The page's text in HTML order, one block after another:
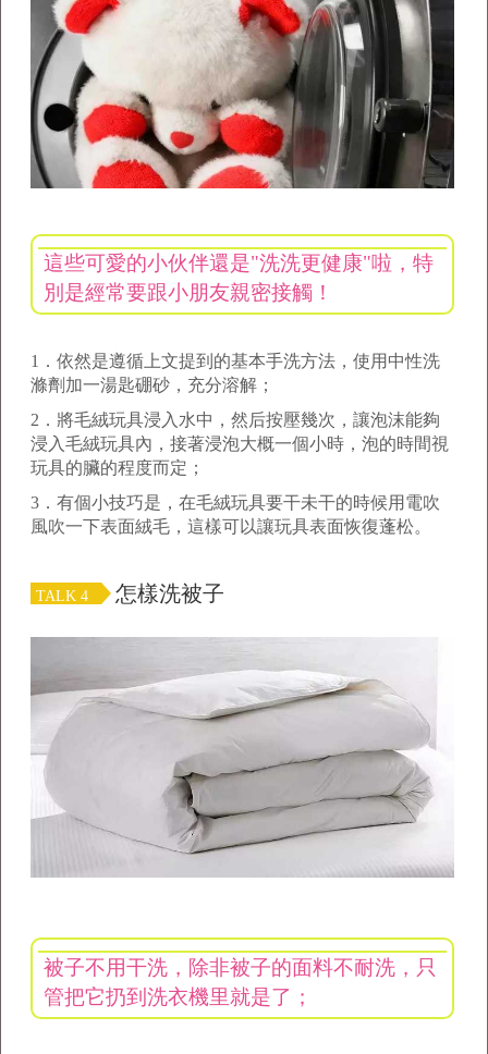
這些可愛的小伙伴還是"洗洗更健康"啦，特
別是經常要跟小朋友親密接觸！
1 ．依然是遵循上文提到的基本手洗方法，使用中性洗
滌劑加一湯匙硼砂，充分溶解；
2 ．將毛絨玩具浸入水中，然后按壓幾次，讓泡沫能夠
浸入毛絨玩具內，接著浸泡大概一個小時，泡的時間視
玩具的臟的程度而定；
3 ．有個小技巧是，在毛絨玩具要干未干的時候用電吹
風吹一下表面絨毛，這樣可以讓玩具表面恢復蓬松。
TALK 4 怎樣洗被子
被子不用干洗，除非被子的面料不耐洗，只
管把它扔到洗衣機里就是了；